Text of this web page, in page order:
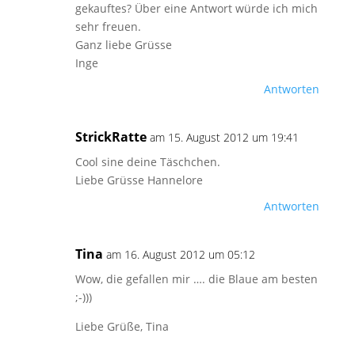
gekauftes? Über eine Antwort würde ich mich
sehr freuen.
Ganz liebe Grüsse
Inge
Antworten
StrickRatte am 15. August 2012 um 19:41
Cool sine deine Täschchen.
Liebe Grüsse Hannelore
Antworten
Tina am 16. August 2012 um 05:12
Wow, die gefallen mir …. die Blaue am besten
;-)))
Liebe Grüße, Tina